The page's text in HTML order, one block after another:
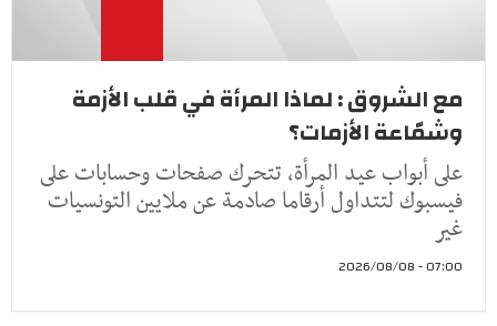
مع الشروق : لماذا المرأة في قلب الأزمة
وشمّاعة الأزمات؟
على أبواب عيد المرأة، تتحرك صفحات وحسابات على
فيسبوك لتتداول أرقاما صادمة عن ملايين التونسيات
غير
07:00 - 2026/08/08